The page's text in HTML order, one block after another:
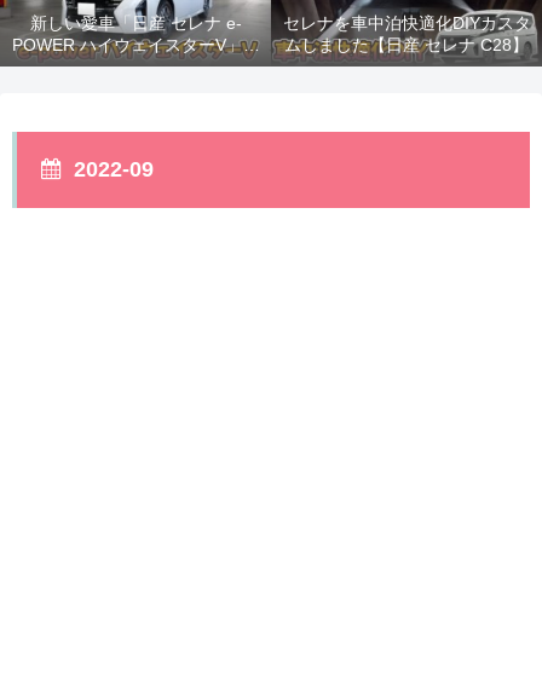
新しい愛車「日産 セレナ e-
POWER ハイウェイスターV」納
車！
セレナを車中泊快適化DIYカスタ
ムしました【日産 セレナ C28】
2022-09